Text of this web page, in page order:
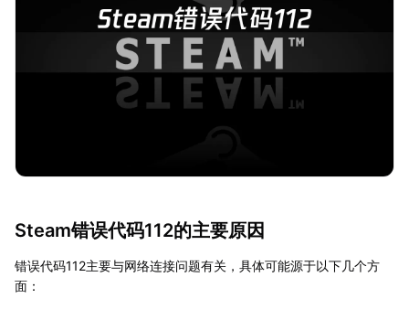
Steam错误代码112的主要原因
错误代码112主要与网络连接问题有关，具体可能源于以下几个方
面：